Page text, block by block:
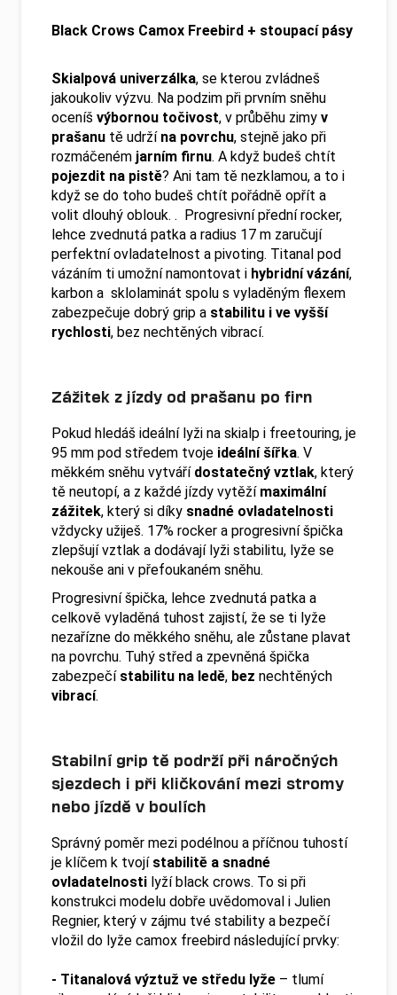
Black Crows Camox Freebird + stoupací pásy
Skialpová univerzálka, se kterou zvládneš
jakoukoliv výzvu. Na podzim při prvním sněhu
oceníš výbornou točivost, v průběhu zimy v
prašanu tě udrží na povrchu, stejně jako při
rozmáčeném jarním firnu. A když budeš chtít
pojezdit na pistě? Ani tam tě nezklamou, a to i
když se do toho budeš chtít pořádně opřít a
volit dlouhý oblouk. . Progresivní přední rocker,
lehce zvednutá patka a radius 17 m zaručují
perfektní ovladatelnost a pivoting. Titanal pod
vázáním ti umožní namontovat i hybridní vázání,
karbon a sklolaminát spolu s vyladěným flexem
zabezpečuje dobrý grip a stabilitu i ve vyšší
rychlosti, bez nechtěných vibrací.
Zážitek z jízdy od prašanu po firn
Pokud hledáš ideální lyži na skialp i freetouring, je
95 mm pod středem tvoje ideální šířka. V
měkkém sněhu vytvářídostatečný vztlak, který
tě neutopí, a z každé jízdy vytěží maximální
zážitek, který si díky snadné ovladatelnosti
vždycky užiješ. 17% rocker a progresivní špička
zlepšují vztlak a dodávají lyži stabilitu, lyže se
nekouše ani v přefoukaném sněhu.
Progresivní špička, lehce zvednutá patka a
celkově vyladěná tuhost zajistí, že se ti lyže
nezařízne do měkkého sněhu, ale zůstane plavat
na povrchu. Tuhý střed a zpevněná špička
zabezpečí stabilitu na ledě, bez nechtěných
vibrací.
Stabilní grip tě podrží při náročných
sjezdech i při kličkování mezi stromy
nebo jízdě v boulích
Správný poměr mezi podélnou a příčnou tuhostí
je klíčem k tvojí stabilitě a snadné
ovladatelnosti lyží black crows. To si při
konstrukci modelu dobře uvědomoval i Julien
Regnier, který v zájmu tvé stability a bezpečí
vložil do lyže camox freebird následující prvky:
- Titanalová výztuž ve středu lyže – tlumí